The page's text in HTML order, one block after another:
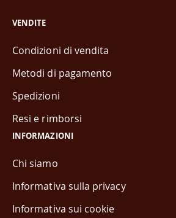
VENDITE
Condizioni di vendita
Metodi di pagamento
Spedizioni
Resi e rimborsi
INFORMAZIONI
Chi siamo
Informativa sulla privacy
Informativa sui cookie